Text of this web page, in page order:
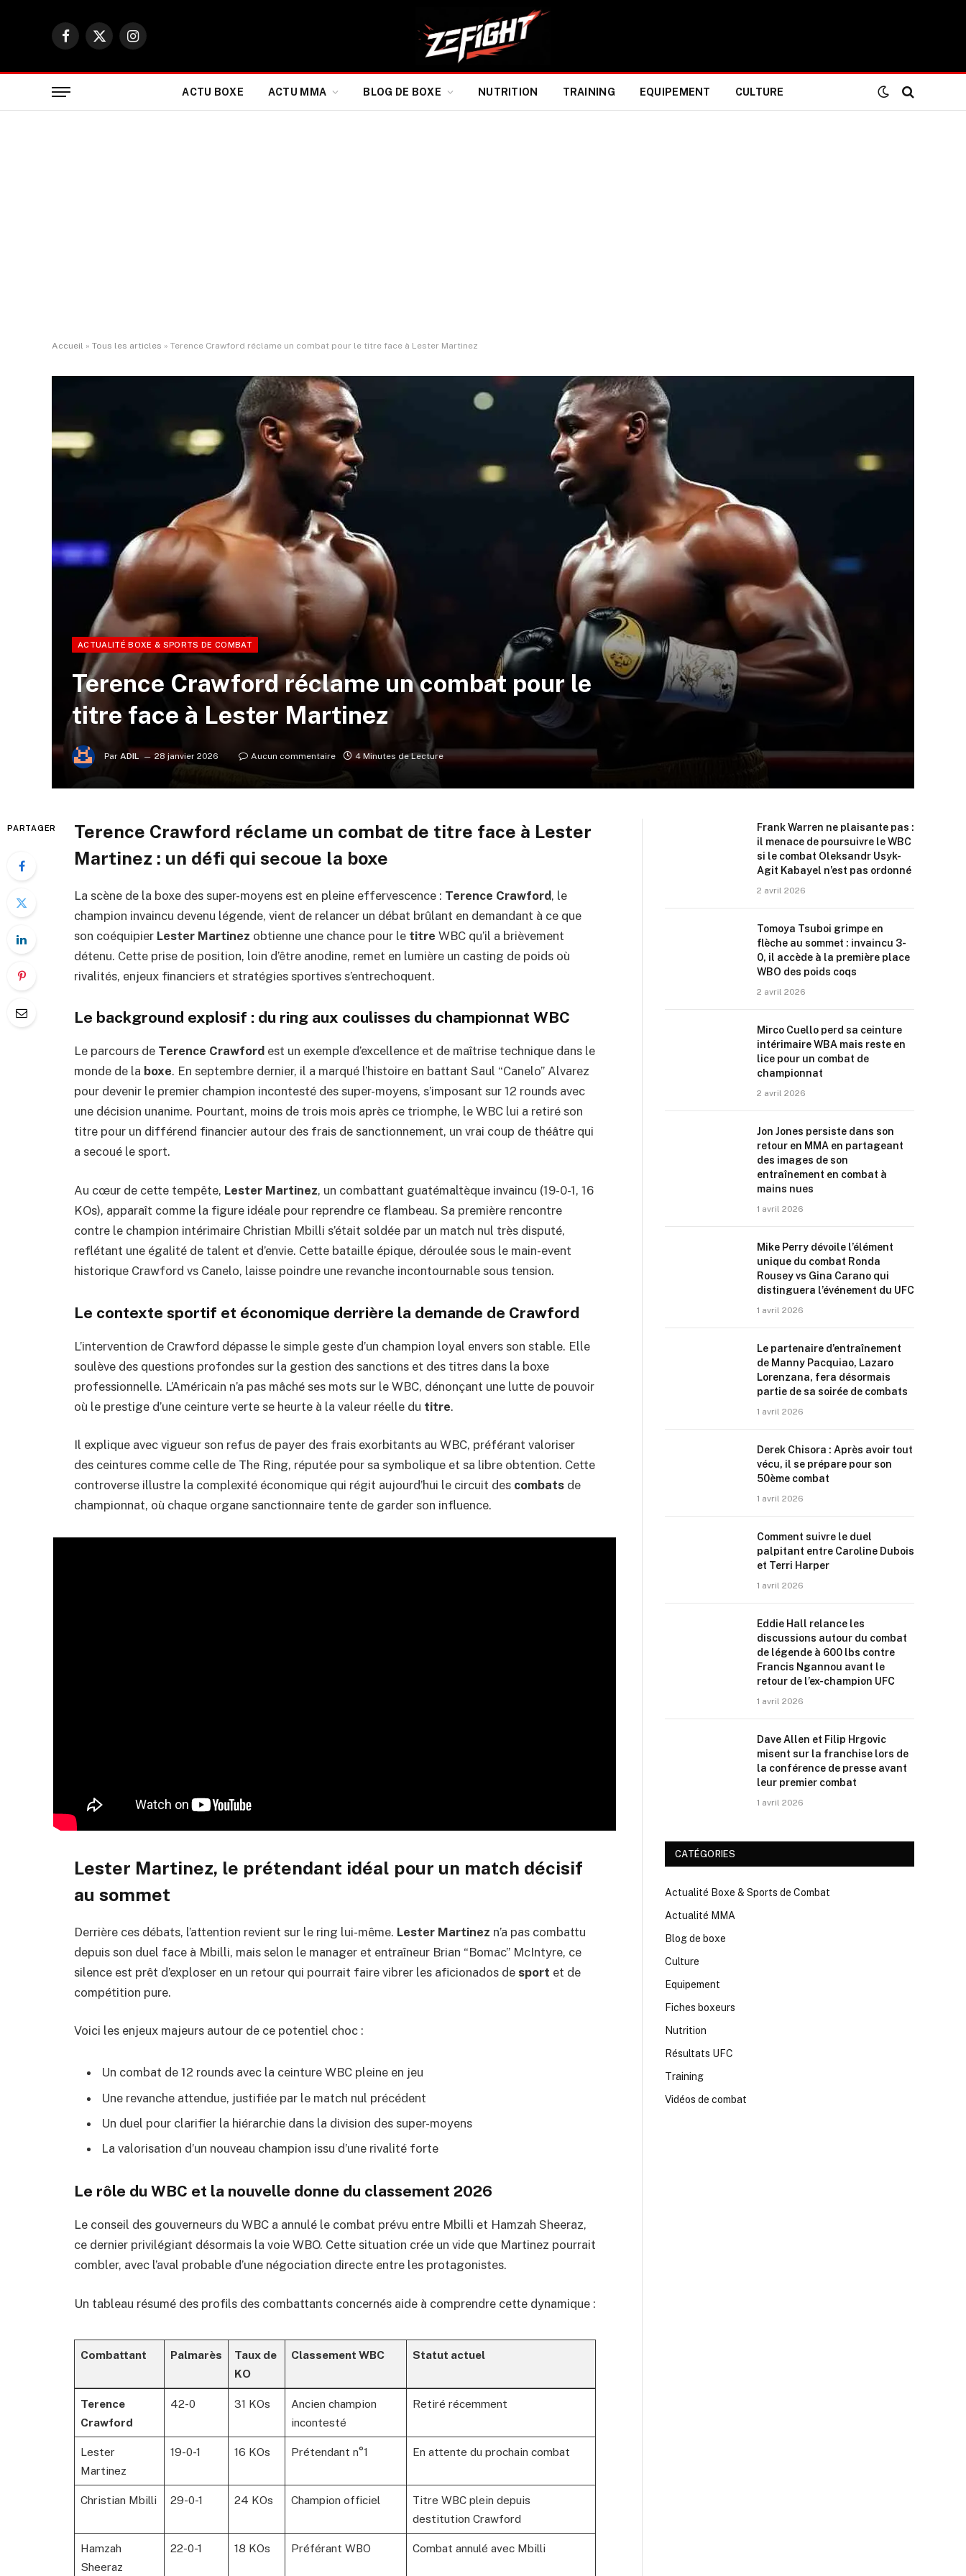
Facebook
X
Instagram
ACTU BOXE ACTU MMA BLOG DE BOXE NUTRITION TRAINING EQUIPEMENT CULTURE
Accueil » Tous les articles » Terence Crawford réclame un combat pour le titre face à Lester Martinez
ACTUALITÉ BOXE & SPORTS DE COMBAT
Terence Crawford réclame un combat pour le
titre face à Lester Martinez
Par ADIL 28 janvier 2026 Aucun commentaire 4 Minutes de Lecture
PARTAGER
Terence Crawford réclame un combat de titre face à Lester
Martinez : un défi qui secoue la boxe
La scène de la boxe des super-moyens est en pleine effervescence : Terence Crawford, le
champion invaincu devenu légende, vient de relancer un débat brûlant en demandant à ce que
son coéquipier Lester Martinez obtienne une chance pour le titre WBC qu’il a brièvement
détenu. Cette prise de position, loin d’être anodine, remet en lumière un casting de poids où
rivalités, enjeux financiers et stratégies sportives s’entrechoquent.
Le background explosif : du ring aux coulisses du championnat WBC
Le parcours de Terence Crawford est un exemple d’excellence et de maîtrise technique dans le
monde de la boxe. En septembre dernier, il a marqué l’histoire en battant Saul “Canelo” Alvarez
pour devenir le premier champion incontesté des super-moyens, s’imposant sur 12 rounds avec
une décision unanime. Pourtant, moins de trois mois après ce triomphe, le WBC lui a retiré son
titre pour un différend financier autour des frais de sanctionnement, un vrai coup de théâtre qui
a secoué le sport.
Au cœur de cette tempête, Lester Martinez, un combattant guatémaltèque invaincu (19-0-1, 16
KOs), apparaît comme la figure idéale pour reprendre ce flambeau. Sa première rencontre
contre le champion intérimaire Christian Mbilli s’était soldée par un match nul très disputé,
reflétant une égalité de talent et d’envie. Cette bataille épique, déroulée sous le main-event
historique Crawford vs Canelo, laisse poindre une revanche incontournable sous tension.
Le contexte sportif et économique derrière la demande de Crawford
L’intervention de Crawford dépasse le simple geste d’un champion loyal envers son stable. Elle
soulève des questions profondes sur la gestion des sanctions et des titres dans la boxe
professionnelle. L’Américain n’a pas mâché ses mots sur le WBC, dénonçant une lutte de pouvoir
où le prestige d’une ceinture verte se heurte à la valeur réelle du titre.
Il explique avec vigueur son refus de payer des frais exorbitants au WBC, préférant valoriser
des ceintures comme celle de The Ring, réputée pour sa symbolique et sa libre obtention. Cette
controverse illustre la complexité économique qui régit aujourd’hui le circuit des combats de
championnat, où chaque organe sanctionnaire tente de garder son influence.
Lester Martinez, le prétendant idéal pour un match décisif
au sommet
Derrière ces débats, l’attention revient sur le ring lui-même. Lester Martinez n’a pas combattu
depuis son duel face à Mbilli, mais selon le manager et entraîneur Brian “Bomac” McIntyre, ce
silence est prêt d’exploser en un retour qui pourrait faire vibrer les aficionados de sport et de
compétition pure.
Voici les enjeux majeurs autour de ce potentiel choc :
Un combat de 12 rounds avec la ceinture WBC pleine en jeu
Une revanche attendue, justifiée par le match nul précédent
Un duel pour clarifier la hiérarchie dans la division des super-moyens
La valorisation d’un nouveau champion issu d’une rivalité forte
Le rôle du WBC et la nouvelle donne du classement 2026
Le conseil des gouverneurs du WBC a annulé le combat prévu entre Mbilli et Hamzah Sheeraz,
ce dernier privilégiant désormais la voie WBO. Cette situation crée un vide que Martinez pourrait
combler, avec l’aval probable d’une négociation directe entre les protagonistes.
Un tableau résumé des profils des combattants concernés aide à comprendre cette dynamique :
Combattant Palmarès
Taux de
KO
Classement WBC Statut actuel
Terence
Crawford
42-0 31 KOs
Ancien champion
incontesté
Retiré récemment
Lester
Martinez
19-0-1 16 KOs Prétendant n°1 En attente du prochain combat
Christian Mbilli 29-0-1 24 KOs Champion officiel
Titre WBC plein depuis
destitution Crawford
Hamzah
Sheeraz
22-0-1 18 KOs Préférant WBO Combat annulé avec Mbilli
Frank Warren ne plaisante pas :
il menace de poursuivre le WBC
si le combat Oleksandr Usyk-
Agit Kabayel n’est pas ordonné
2 avril 2026
Tomoya Tsuboi grimpe en
flèche au sommet : invaincu 3-
0, il accède à la première place
WBO des poids coqs
2 avril 2026
Mirco Cuello perd sa ceinture
intérimaire WBA mais reste en
lice pour un combat de
championnat
2 avril 2026
Jon Jones persiste dans son
retour en MMA en partageant
des images de son
entraînement en combat à
mains nues
1 avril 2026
Mike Perry dévoile l’élément
unique du combat Ronda
Rousey vs Gina Carano qui
distinguera l’événement du UFC
1 avril 2026
Le partenaire d’entraînement
de Manny Pacquiao, Lazaro
Lorenzana, fera désormais
partie de sa soirée de combats
1 avril 2026
Derek Chisora : Après avoir tout
vécu, il se prépare pour son
50ème combat
1 avril 2026
Comment suivre le duel
palpitant entre Caroline Dubois
et Terri Harper
1 avril 2026
Eddie Hall relance les
discussions autour du combat
de légende à 600 lbs contre
Francis Ngannou avant le
retour de l’ex-champion UFC
1 avril 2026
Dave Allen et Filip Hrgovic
misent sur la franchise lors de
la conférence de presse avant
leur premier combat
1 avril 2026
CATÉGORIES
Actualité Boxe & Sports de Combat
Actualité MMA
Blog de boxe
Culture
Equipement
Fiches boxeurs
Nutrition
Résultats UFC
Training
Vidéos de combat